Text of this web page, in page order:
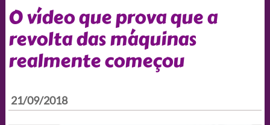
O vídeo que prova que a
revolta das máquinas
realmente começou
21/09/2018